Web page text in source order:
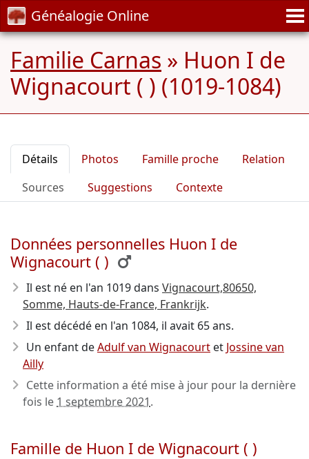
Généalogie Online
Familie Carnas » Huon I de
Wignacourt ( ) (1019-1084)
Détails Photos Famille proche
Relation
Sources
Suggestions Contexte
Données personnelles Huon I de
Wignacourt ( )
Il est né en l'an 1019dans Vignacourt,80650,
Somme, Hauts-de-France, Frankrijk.
Il est décédé en l'an 1084, il avait 65 ans.
Un enfant deAdulf van Wignacourt et Jossine van
Ailly
Cette information a été mise à jour pour la dernière
fois le 1 septembre 2021.
Famille de Huon I de Wignacourt ( )